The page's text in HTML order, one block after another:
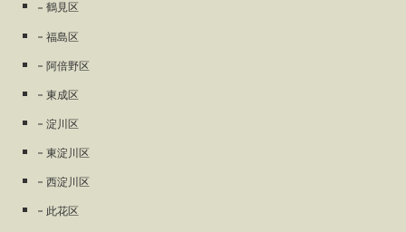
鶴見区
福島区
阿倍野区
東成区
淀川区
東淀川区
西淀川区
此花区